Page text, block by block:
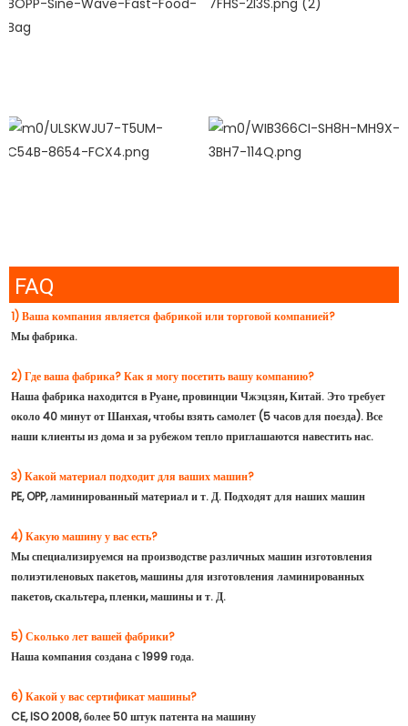
FAQ
1) Ваша компания является фабрикой или торговой компанией?
Мы фабрика.
2) Где ваша фабрика? Как я могу посетить вашу компанию?
Наша фабрика находится в Руане, провинции Чжэцзян, Китай. Это требует
около 40 минут от Шанхая, чтобы взять самолет (5 часов для поезда). Все
наши клиенты из дома и за рубежом тепло приглашаются навестить нас.
3) Какой материал подходит для ваших машин?
PE, OPP, ламинированный материал и т. Д. Подходят для наших машин
4) Какую машину у вас есть?
Мы специализируемся на производстве различных машин изготовления
полиэтиленовых пакетов, машины для изготовления ламинированных
пакетов, скальтера, пленки, машины и т. Д.
5) Сколько лет вашей фабрики?
Наша компания создана с 1999 года.
6) Какой у вас сертификат машины?
CE, ISO 2008, более 50 штук патента на машину